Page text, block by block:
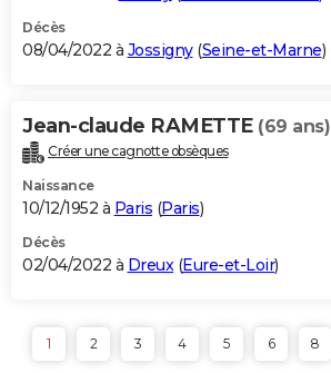
Décès
08/04/2022 à Jossigny(Seine-et-Marne)
Jean-claude RAMETTE (69 ans)
Créer une cagnotte obsèques
Naissance
10/12/1952 à Paris (Paris)
Décès
02/04/2022 à Dreux (Eure-et-Loir)
1 2 3 4 5 6 8